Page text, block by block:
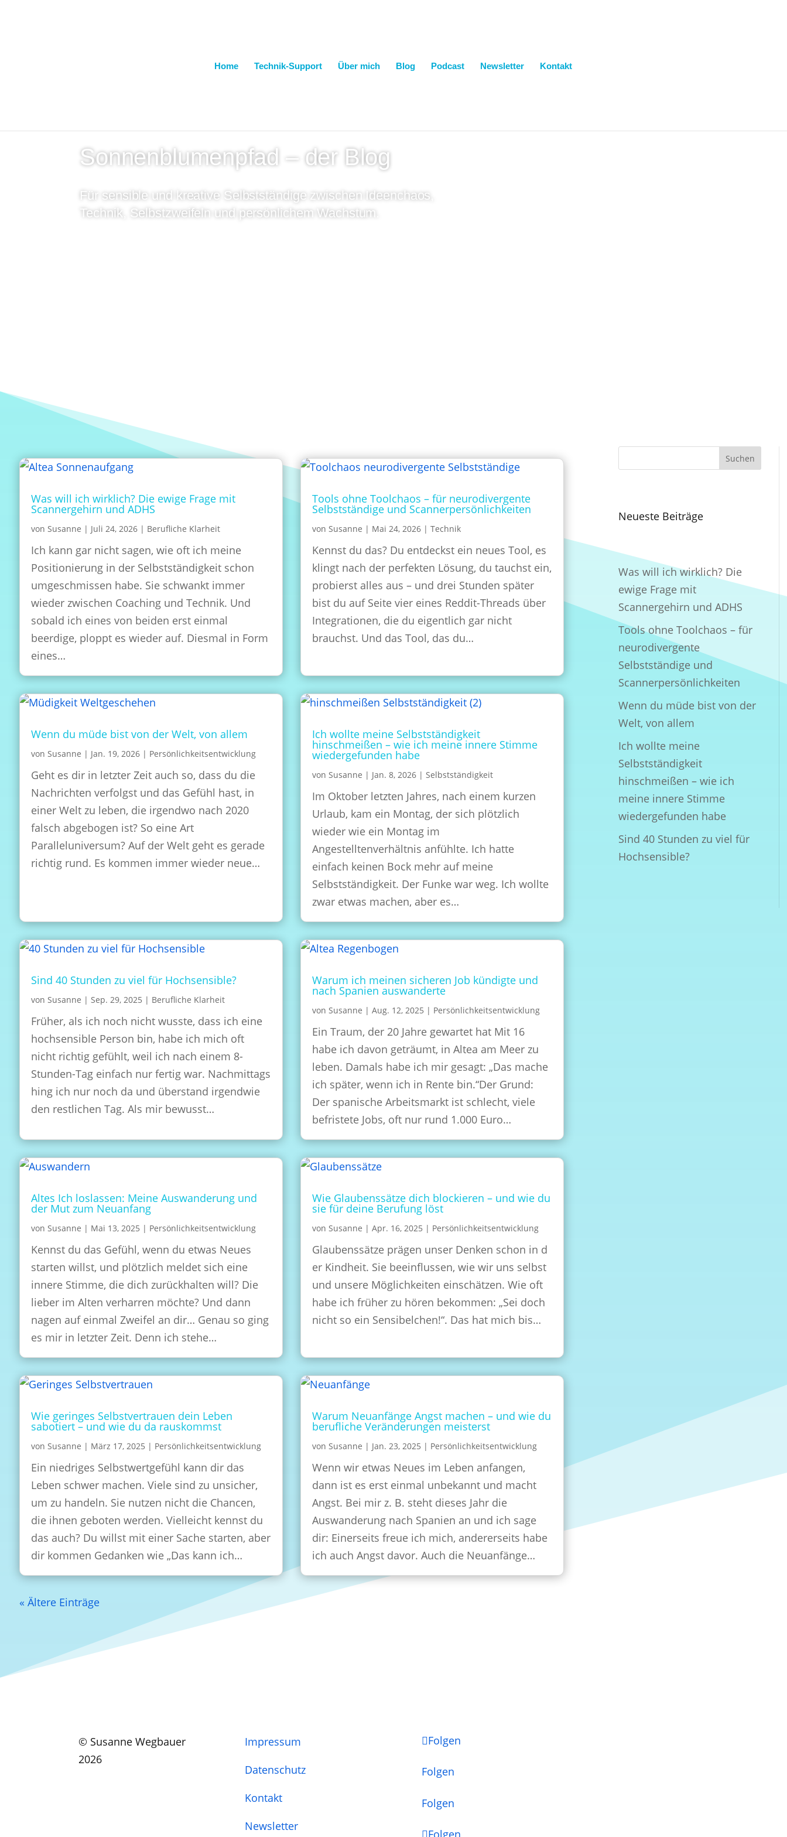
Home Technik-Support Über mich Blog Podcast Newsletter Kontakt
Sonnenblumenpfad – der Blog
Für sensible und kreative Selbstständige zwischen Ideenchaos,
Technik, Selbstzweifeln und persönlichem Wachstum.
Was will ich wirklich? Die ewige Frage mit
Scannergehirn und ADHS
vonSusanne | Juli 24, 2026 | Berufliche Klarheit
Ich kann gar nicht sagen, wie oft ich meine
Positionierung in der Selbstständigkeit schon
umgeschmissen habe. Sie schwankt immer
wieder zwischen Coaching und Technik. Und
sobald ich eines von beiden erst einmal
beerdige, ploppt es wieder auf. Diesmal in Form
eines…
Tools ohne Toolchaos – für neurodivergente
Selbstständige und Scannerpersönlichkeiten
vonSusanne | Mai 24, 2026 |Technik
Kennst du das? Du entdeckst ein neues Tool, es
klingt nach der perfekten Lösung, du tauchst ein,
probierst alles aus – und drei Stunden später
bist du auf Seite vier eines Reddit-Threads über
Integrationen, die du eigentlich gar nicht
brauchst. Und das Tool, das du…
Wenn du müde bist von der Welt, von allem
vonSusanne | Jan. 19, 2026 | Persönlichkeitsentwicklung
Geht es dir in letzter Zeit auch so, dass du die
Nachrichten verfolgst und das Gefühl hast, in
einer Welt zu leben, die irgendwo nach 2020
falsch abgebogen ist? So eine Art
Paralleluniversum? Auf der Welt geht es gerade
richtig rund. Es kommen immer wieder neue…
Ich wollte meine Selbstständigkeit
hinschmeißen – wie ich meine innere Stimme
wiedergefunden habe
vonSusanne | Jan. 8, 2026 |Selbstständigkeit
Im Oktober letzten Jahres, nach einem kurzen
Urlaub, kam ein Montag, der sich plötzlich
wieder wie ein Montag im
Angestelltenverhältnis anfühlte. Ich hatte
einfach keinen Bock mehr auf meine
Selbstständigkeit. Der Funke war weg. Ich wollte
zwar etwas machen, aber es…
Sind 40 Stunden zu viel für Hochsensible?
vonSusanne |Sep. 29, 2025 | Berufliche Klarheit
Früher, als ich noch nicht wusste, dass ich eine
hochsensible Person bin, habe ich mich oft
nicht richtig gefühlt, weil ich nach einem 8-
Stunden-Tag einfach nur fertig war. Nachmittags
hing ich nur noch da und überstand irgendwie
den restlichen Tag. Als mir bewusst…
Warum ich meinen sicheren Job kündigte und
nach Spanien auswanderte
vonSusanne |Aug. 12, 2025 | Persönlichkeitsentwicklung
Ein Traum, der 20 Jahre gewartet hat Mit 16
habe ich davon geträumt, in Altea am Meer zu
leben. Damals habe ich mir gesagt: „Das mache
ich später, wenn ich in Rente bin.“Der Grund:
Der spanische Arbeitsmarkt ist schlecht, viele
befristete Jobs, oft nur rund 1.000 Euro…
Altes Ich loslassen: Meine Auswanderung und
der Mut zum Neuanfang
vonSusanne | Mai 13, 2025 | Persönlichkeitsentwicklung
Kennst du das Gefühl, wenn du etwas Neues
starten willst, und plötzlich meldet sich eine
innere Stimme, die dich zurückhalten will? Die
lieber im Alten verharren möchte? Und dann
nagen auf einmal Zweifel an dir… Genau so ging
es mir in letzter Zeit. Denn ich stehe…
Wie Glaubenssätze dich blockieren – und wie du
sie für deine Berufung löst
vonSusanne |Apr. 16, 2025 | Persönlichkeitsentwicklung
Glaubenssätze prägen unser Denken schon in d
er Kindheit. Sie beeinflussen, wie wir uns selbst
und unsere Möglichkeiten einschätzen. Wie oft
habe ich früher zu hören bekommen: „Sei doch
nicht so ein Sensibelchen!“. Das hat mich bis…
Wie geringes Selbstvertrauen dein Leben
sabotiert – und wie du da rauskommst
vonSusanne | März 17, 2025 | Persönlichkeitsentwicklung
Ein niedriges Selbstwertgefühl kann dir das
Leben schwer machen. Viele sind zu unsicher,
um zu handeln. Sie nutzen nicht die Chancen,
die ihnen geboten werden. Vielleicht kennst du
das auch? Du willst mit einer Sache starten, aber
dir kommen Gedanken wie „Das kann ich…
Warum Neuanfänge Angst machen – und wie du
berufliche Veränderungen meisterst
vonSusanne | Jan. 23, 2025 | Persönlichkeitsentwicklung
Wenn wir etwas Neues im Leben anfangen,
dann ist es erst einmal unbekannt und macht
Angst. Bei mir z. B. steht dieses Jahr die
Auswanderung nach Spanien an und ich sage
dir: Einerseits freue ich mich, andererseits habe
ich auch Angst davor. Auch die Neuanfänge…
« Ältere Einträge
Suchen
Neueste Beiträge
Was will ich wirklich? Die
ewige Frage mit
Scannergehirn und ADHS
Tools ohne Toolchaos – für
neurodivergente
Selbstständige und
Scannerpersönlichkeiten
Wenn du müde bist von der
Welt, von allem
Ich wollte meine
Selbstständigkeit
hinschmeißen – wie ich
meine innere Stimme
wiedergefunden habe
Sind 40 Stunden zu viel für
Hochsensible?
© Susanne Wegbauer
2026
Impressum
Datenschutz
Kontakt
Newsletter
Folgen
Folgen
Folgen
Folgen